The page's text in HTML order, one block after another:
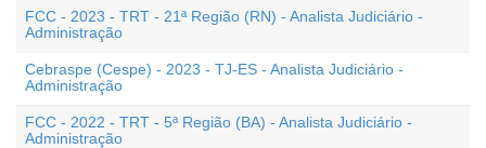
FCC - 2023 - TRT - 21ª Região (RN) - Analista Judiciário -
Administração
Cebraspe (Cespe) - 2023 - TJ-ES - Analista Judiciário -
Administração
FCC - 2022 - TRT - 5ª Região (BA) - Analista Judiciário -
Administração